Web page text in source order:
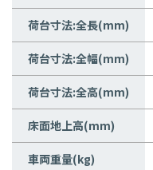
荷台寸法:全長(mm)
荷台寸法:全幅(mm)
荷台寸法:全高(mm)
床面地上高(mm)
車両重量(kg)